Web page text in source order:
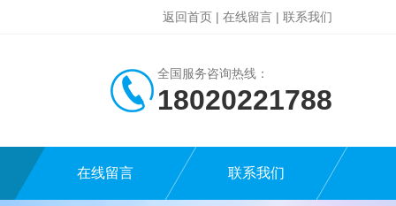
返回首页 | 在线留言 | 联系我们
全国服务咨询热线：
18020221788
在线留言 联系我们